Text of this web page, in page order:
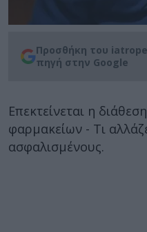
Προσθήκη του
πηγή στην Google
Επεκτείνεται η
φαρμακείων - Τι
ασφαλισμένους.